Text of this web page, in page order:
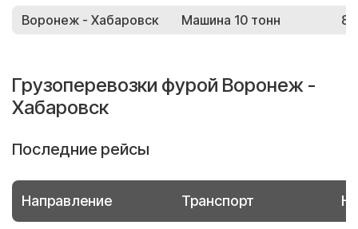
Воронеж - Хабаровск Машина 10 тонн
Грузоперевозки фурой Воронеж -
Хабаровск
Последние рейсы
Направление Транспорт